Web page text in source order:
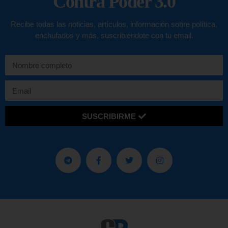
Recibe todas las noticias, artículos, información sobre política,
enchufados y más, suscribiéndote con tu email.
SUSCRIBIRME